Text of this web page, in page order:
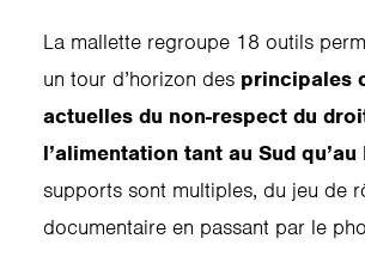
La mallette regroupe 18 outils
un tour d’horizon des principales
actuelles du non-respect du
l’alimentation tant au Sud qu’au
supports sont multiples, du jeu de
documentaire en passant par le